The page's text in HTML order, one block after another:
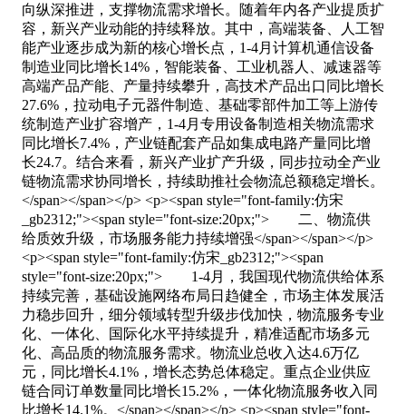
向纵深推进，支撑物流需求增长。随着年内各产业提质扩
容，新兴产业动能的持续释放。其中，高端装备、人工智
能产业逐步成为新的核心增长点，1-4月计算机通信设备
制造业同比增长14%，智能装备、工业机器人、减速器等
高端产品产能、产量持续攀升，高技术产品出口同比增长
27.6%，拉动电子元器件制造、基础零部件加工等上游传
统制造产业扩容增产，1-4月专用设备制造相关物流需求
同比增长7.4%，产业链配套产品如集成电路产量同比增
长24.7。结合来看，新兴产业扩产升级，同步拉动全产业
链物流需求协同增长，持续助推社会物流总额稳定增长。
</span></span></p> <p><span style="font-family:仿宋
_gb2312;"><span style="font-size:20px;"> 二、物流供
给质效升级，市场服务能力持续增强</span></span></p>
<p><span style="font-family:仿宋_gb2312;"><span
style="font-size:20px;"> 1-4月，我国现代物流供给体系
持续完善，基础设施网络布局日趋健全，市场主体发展活
力稳步回升，细分领域转型升级步伐加快，物流服务专业
化、一体化、国际化水平持续提升，精准适配市场多元
化、高品质的物流服务需求。物流业总收入达4.6万亿
元，同比增长4.1%，增长态势总体稳定。重点企业供应
链合同订单数量同比增长15.2%，一体化物流服务收入同
比增长14.1%。</span></span></p> <p><span style="font-